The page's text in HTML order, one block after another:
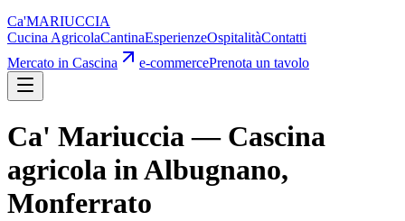
Ca'MARIUCCIA
Cucina AgricolaCantinaEsperienzeOspitalitàContatti
Mercato in Cascina
e-commercePrenota un tavolo
Ca' Mariuccia — Cascina
agricola in Albugnano,
Monferrato